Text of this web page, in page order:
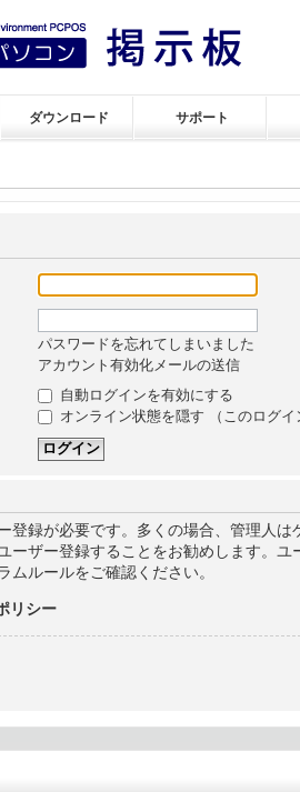
ダウンロード サポート
パスワードを忘れてしまいました
アカウント有効化メールの送信
自動ログインを有効にする
オンライン状態を隠す （このログ
登録が必要です。多くの場合、管理人
ーザー登録することをお勧めします。
ムルールをご確認ください。
リシー